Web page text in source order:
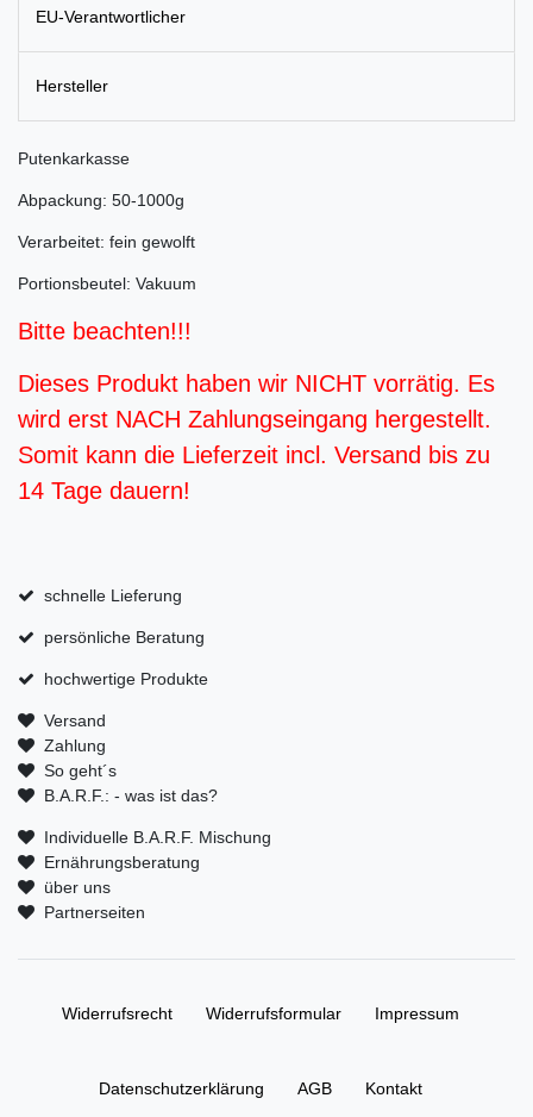
EU-Verantwortlicher
Hersteller
Putenkarkasse
Abpackung: 50-1000g
Verarbeitet: fein gewolft
Portionsbeutel: Vakuum
Bitte beachten!!!
Dieses Produkt haben wir NICHT vorrätig. Es
wird erst NACH Zahlungseingang hergestellt.
Somit kann die Lieferzeit incl. Versand bis zu
14 Tage dauern!
schnelle Lieferung
persönliche Beratung
hochwertige Produkte
Versand
Zahlung
So geht´s
B.A.R.F.: - was ist das?
Individuelle B.A.R.F. Mischung
Ernährungsberatung
über uns
Partnerseiten
Widerrufs­recht Widerrufs­formular Impressum
Daten­schutz­erklärung AGB Kontakt